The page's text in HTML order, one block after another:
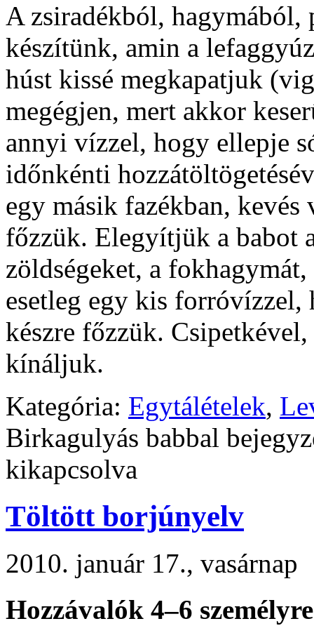
A zsiradékból,
készítünk, amin a
húst kissé megkapatjuk
megégjen, mert akkor
annyi vízzel, hogy ellepje
időnkénti
egy másik fazékban, kevés
főzzük. Elegyítjük a babot
zöldségeket, a
esetleg egy kis forróvízzel,
készre főzzük.
kínáljuk.
Kategória: Egytálételek,
Birkagulyás babbal
kikapcsolva
Töltött borjúnyelv
2010. január 17., vasárnap
Hozzávalók 4–6